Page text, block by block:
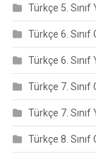
Türkçe 5. Sınıf
Türkçe 6.
Türkçe 6. Sınıf
Türkçe 7.
Türkçe 7. Sınıf
Türkçe 8.